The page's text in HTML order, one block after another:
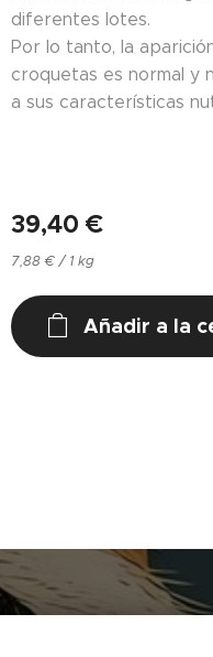
diferentes lotes.
Por lo tanto, la
croquetas es normal y
a sus características
39,40 €
7,88 € / 1 kg
Añadir a la